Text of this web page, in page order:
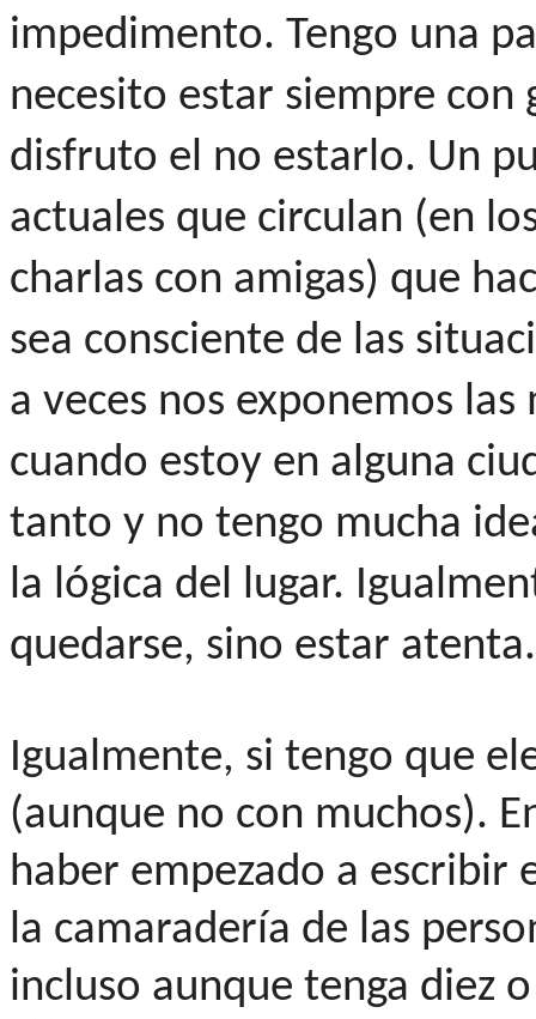
impedimento. Tengo una
necesito estar siempre con
disfruto el no estarlo. Un
actuales que circulan (en
charlas con amigas) que
sea consciente de las
a veces nos exponemos
cuando estoy en alguna
tanto y no tengo mucha
la lógica del lugar.
quedarse, sino estar atenta.
Igualmente, si tengo que
(aunque no con muchos).
haber empezado a escribir
la camaradería de las
incluso aunque tenga diez